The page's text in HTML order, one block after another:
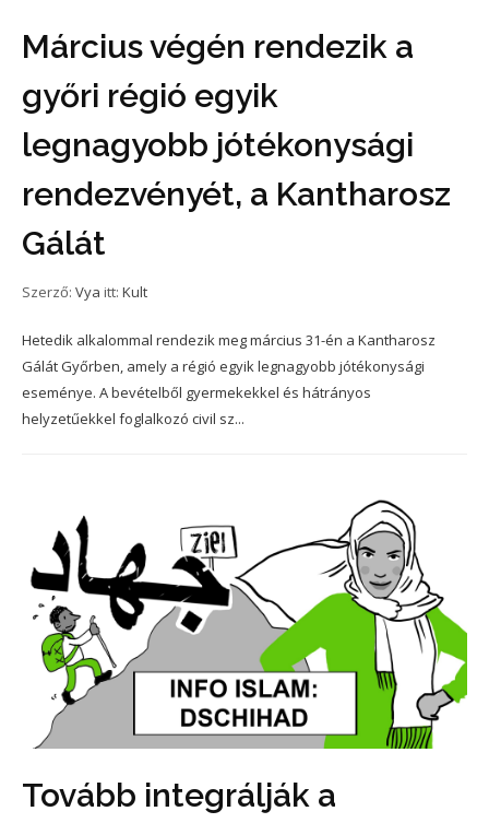
Március végén rendezik a
győri régió egyik
legnagyobb jótékonysági
rendezvényét, a Kantharosz
Gálát
Szerző: Vya itt: Kult
Hetedik alkalommal rendezik meg március 31-én a Kantharosz
Gálát Győrben, amely a régió egyik legnagyobb jótékonysági
eseménye. A bevételből gyermekekkel és hátrányos
helyzetűekkel foglalkozó civil sz...
Tovább integrálják a